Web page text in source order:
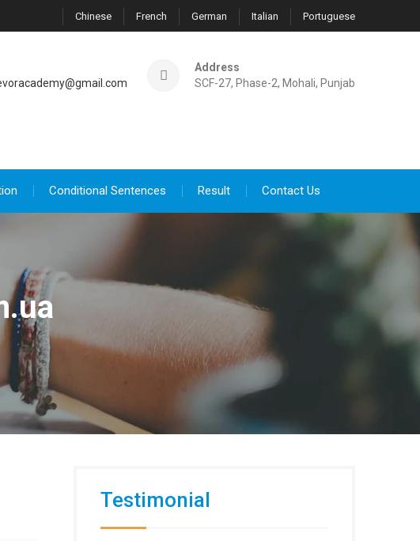
Chinese French German Italian Portuguese
Address
SCF-27, Phase-2, Mohali, Punjab
Conditional Sentences Result Contact Us
Testimonial